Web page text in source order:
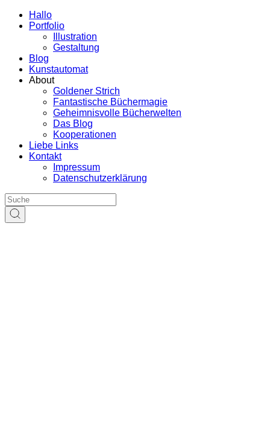
Hallo
Portfolio
Illustration
Gestaltung
Blog
Kunstautomat
About
Goldener Strich
Fantastische Büchermagie
Geheimnisvolle Bücherwelten
Das Blog
Kooperationen
Liebe Links
Kontakt
Impressum
Datenschutzerklärung